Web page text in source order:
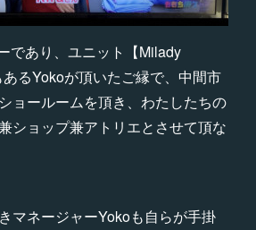
であり、ユニット【Milady
るYokoが頂いたご縁で、中間市
ョールームを頂き、わたしたちの
ショップ兼アトリエとさせて頂な
マネージャーYokoも自らが手掛